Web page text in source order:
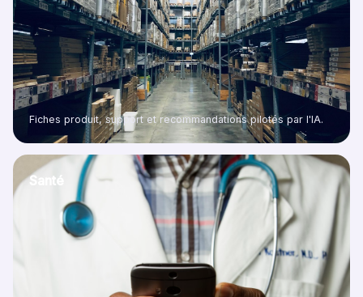
Fiches produit, support et recommandations pilotés par l'IA.
Santé